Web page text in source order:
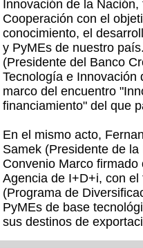
Innovación de la
Cooperación con el
conocimiento, el
y PyMEs de nuestro
(Presidente del Banco
Tecnología e Innovación
marco del encuentro
financiamiento" del que
En el mismo acto,
Samek (Presidente de
Convenio Marco
Agencia de I+D+i, con
(Programa de
PyMEs de base
sus destinos de